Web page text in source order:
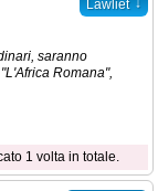
Lawliet ↓
saranno
Romana",
1 volta in totale.